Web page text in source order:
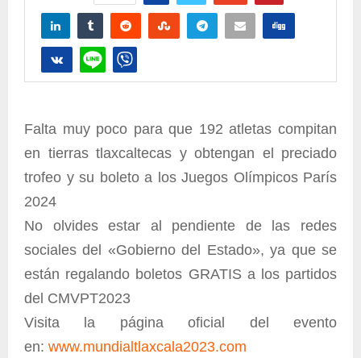
Falta muy poco para que 192 atletas compitan
en tierras tlaxcaltecas y obtengan el preciado
trofeo y su boleto a los Juegos Olímpicos París
2024
No olvides estar al pendiente de las redes
sociales del «Gobierno del Estado», ya que se
están regalando boletos GRATIS a los partidos
del CMVPT2023
Visita la página oficial del evento
en: www.mundialtlaxcala2023.com